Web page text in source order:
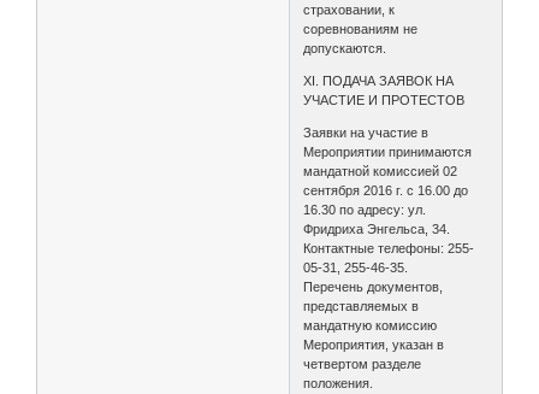
страховании, к
соревнованиям не
допускаются.
XI. ПОДАЧА ЗАЯВОК НА
УЧАСТИЕ И ПРОТЕСТОВ
Заявки на участие в
Мероприятии принимаются
мандатной комиссией 02
сентября 2016 г. с 16.00 до
16.30 по адресу: ул.
Фридриха Энгельса, 34.
Контактные телефоны: 255-
05-31, 255-46-35.
Перечень документов,
представляемых в
мандатную комиссию
Мероприятия, указан в
четвертом разделе
положения.